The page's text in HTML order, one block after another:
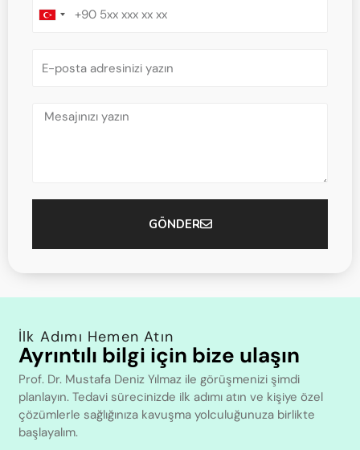
Turkey
GÖNDER
İlk Adımı Hemen Atın
Ayrıntılı bilgi için bize ulaşın
Prof. Dr. Mustafa Deniz Yılmaz ile görüşmenizi şimdi
planlayın. Tedavi sürecinizde ilk adımı atın ve kişiye özel
çözümlerle sağlığınıza kavuşma yolculuğunuza birlikte
başlayalım.